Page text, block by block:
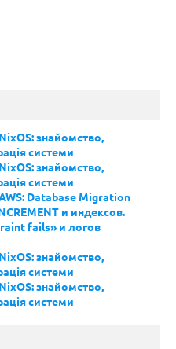
NixOS: знайомство,
системи
NixOS: знайомство,
системи
Database Migration
и индексов.
fails» и логов
NixOS: знайомство,
системи
NixOS: знайомство,
системи